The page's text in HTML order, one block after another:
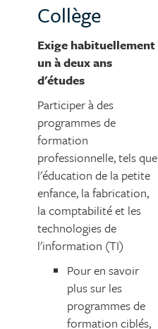
Collège
Exige habituellement
un à deux ans
d'études
Participer à des
programmes de
formation
professionnelle, tels que
l'éducation de la petite
enfance, la fabrication,
la comptabilité et les
technologies de
l'information (TI)
Pour en savoir
plus sur les
programmes de
formation ciblés,